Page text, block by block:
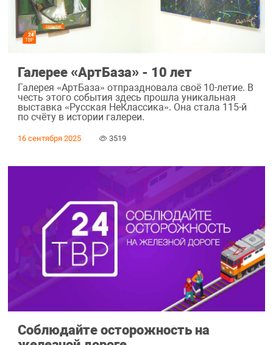
Галерее «АртБаза» - 10 лет
Галерея «АртБаза» отпраздновала своё 10-летие. В
честь этого события здесь прошла уникальная
выставка «Русская НеКлассика». Она стала 115-й
по счёту в истории галереи.
16 сентября 2025 3519
Соблюдайте осторожность на